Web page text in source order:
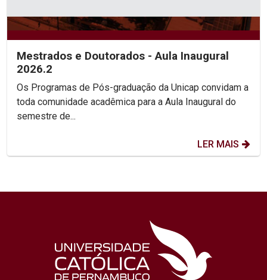
Mestrados e Doutorados - Aula Inaugural
2026.2
Os Programas de Pós-graduação da Unicap convidam a
toda comunidade acadêmica para a Aula Inaugural do
semestre de...
LER MAIS